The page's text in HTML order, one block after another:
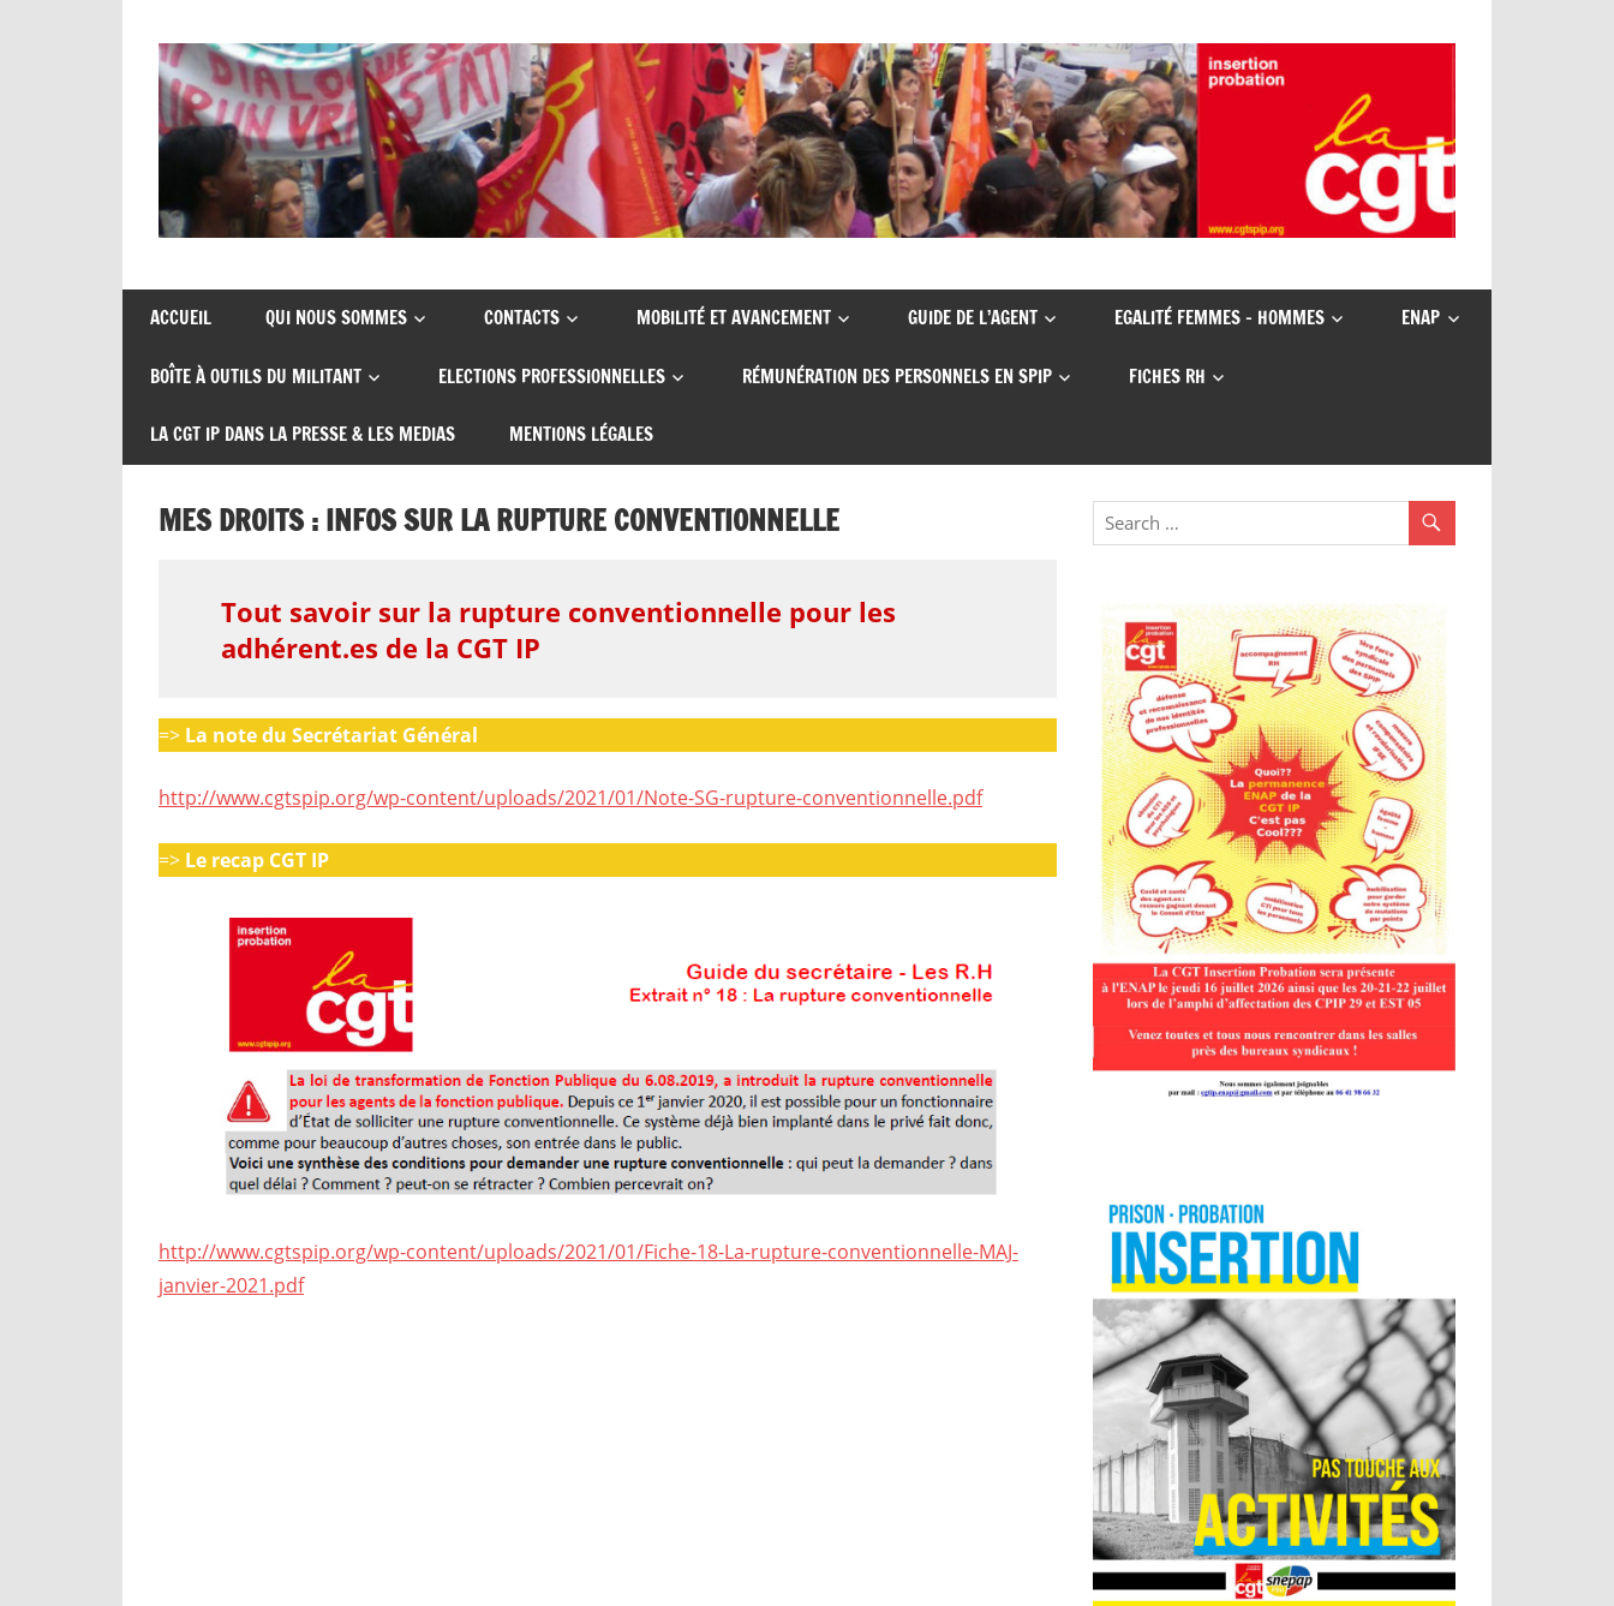
content
CGT
insertion
probation
de
syndicats
insertion
ACCUEIL QUI NOUS SOMMES CONTACTS MOBILITÉ ET AVANCEMENT GUIDE DE L’AGENT EGALITÉ FEMMES – HOMMES ENAP
BOÎTE À OUTILS DU MILITANT ELECTIONS PROFESSIONNELLES RÉMUNÉRATION DES PERSONNELS EN SPIP FICHES RH
LA CGT IP DANS LA PRESSE & LES MEDIAS MENTIONS LÉGALES
MES DROITS : INFOS SUR LA RUPTURE CONVENTIONNELLE
Tout savoir sur la rupture conventionnelle pour les
adhérent.es de la CGT IP
=> La note du Secrétariat Général
http://www.cgtspip.org/wp-content/uploads/2021/01/Note-SG-rupture-conventionnelle.pdf
=> Le recap CGT IP
http://www.cgtspip.org/wp-content/uploads/2021/01/Fiche-18-La-rupture-conventionnelle-MAJ-
janvier-2021.pdf